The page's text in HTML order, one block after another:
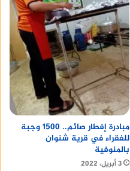
مبادرة إفطار صائم.. 1500 وجبة
للفقراء في قرية شنوان
بالمنوفية
3 أبريل، 2022